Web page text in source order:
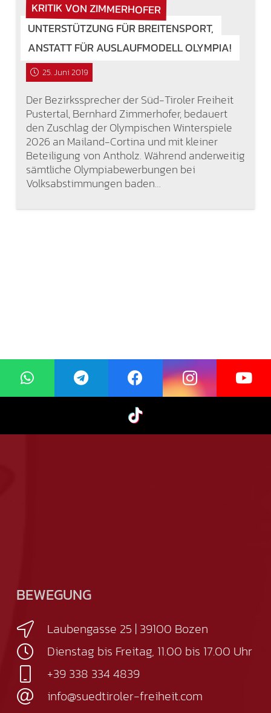
KRITIK VON ZIMMERHOFER
UNTERSTÜTZUNG FÜR BREITENSPORT,
ANSTATT FÜR AUSLAUFMODELL OLYMPIA!
25. Juni 2019
Der Bezirkssprecher der Süd-Tiroler Freiheit
Pustertal, Bernhard Zimmerhofer, bedauert
den Zuschlag der Olympischen Winterspiele
2026 an Mailand-Cortina und mit kleiner
Beteiligung von Antholz. Während anderweitig
sämtliche Olympiabewerbungen bei
Volksabstimmungen baden…
BEWEGUNG
Laubengasse 25 | 39100 Bozen
Dienstag bis Freitag, 11.00 bis 17.00 Uhr
+39 338 334 4839
info@suedtiroler-freiheit.com